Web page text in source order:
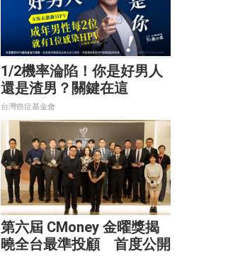
1/2機率淪陷！你是好男人
還是渣男？關鍵在這
台灣癌症基金會
第六屆 CMoney 金曜獎揭
曉全台最準投顧 首度公開